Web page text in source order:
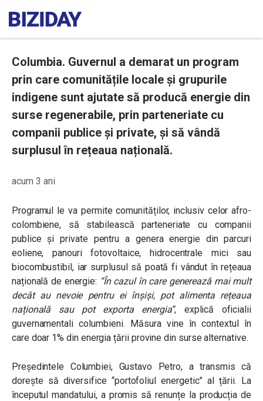
Columbia. Guvernul a demarat un program
prin care comunitățile locale și grupurile
indigene sunt ajutate să producă energie din
surse regenerabile, prin parteneriate cu
companii publice și private, și să vândă
surplusul în rețeaua națională.
acum 3 ani
Programul le va permite comunităților, inclusiv celor afro-
colombiene, să stabilească parteneriate cu companii
publice și private pentru a genera energie din parcuri
eoliene, panouri fotovoltaice, hidrocentrale mici sau
biocombustibil, iar surplusul să poată fi vândut în rețeaua
națională de energie: “În cazul în care generează mai mult
decât au nevoie pentru ei înșiși, pot alimenta rețeaua
națională sau pot exporta energia”, explică oficialii
guvernamentali columbieni. Măsura vine în contextul în
care doar 1% din energia țării provine din surse alternative.
Președintele Columbiei, Gustavo Petro, a transmis că
dorește să diversifice “portofoliul energetic” al țării. La
începutul mandatului, a promis să renunțe la producția de